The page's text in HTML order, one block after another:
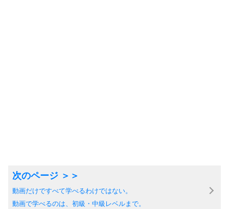
動画だけですべて学べるわけではない。
動画で学べるのは、初級・中級レベルまで。